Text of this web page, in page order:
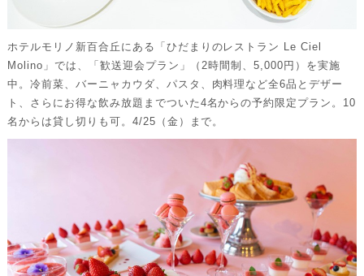
ホテルモリノ新百合丘にある「ひだまりのレストラン Le Ciel
Molino」では、「歓送迎会プラン」（2時間制、5,000円）を実施
中。冷前菜、バーニャカウダ、パスタ、肉料理など全6品とデザー
ト、さらにお得な飲み放題までついた4名からの予約限定プラン。10
名からは貸し切りも可。4/25（金）まで。